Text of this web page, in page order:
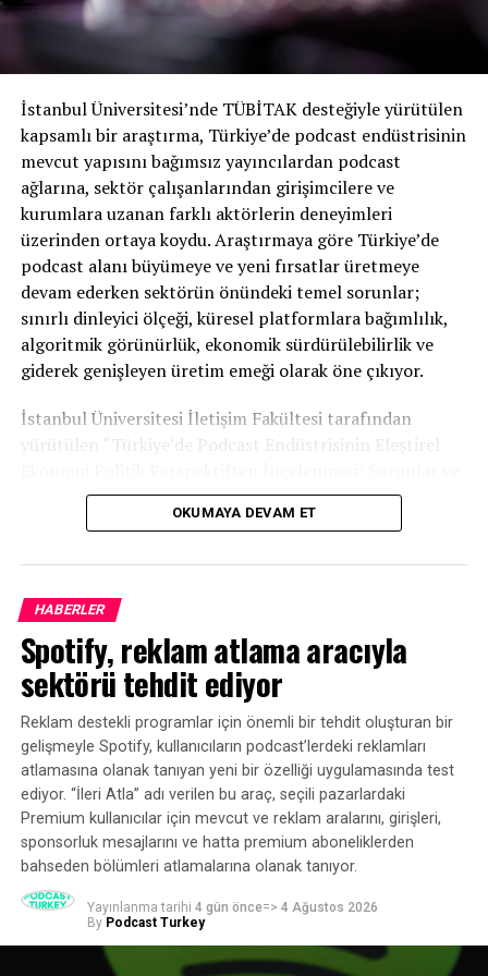
dinleyicilerinizin akışınızı gerçekten bulabildiğinden
emin olmalısınız.
Yakın zamanda bazı podcast kapak resimlerini neden bu
kadar sevdiğime dair bazı vaka çalışmaları yaptık. Harika
örnekler görmek istiyorsanız, önce şunu okuyun:
Ama eğer kendi başınıza bir şeyler yapmak için ilhamınız
yoksa örneklerin ne faydası var?
Tercih ettiğiniz podcast yayınına göz atın. Gözünüze
çarpan podcast görsellerini fark edin ve nedenini
anlamaya çalışın. Renk düzeni mi? Büyük ve güzel bir
logo mu? İlginç bir sanat stili veya doku mu?
Şimdi, sevdiğiniz diğer şeylerde sanatsal ilham bulun.
Kitap kapaklarına, film afişlerine, hatta ambalaj
Enstitüsü’ne (CARI) göz atın (BenDeco-
güneşi,Ütopik Scholasticay, yükselenMemphis-
Milano’yum).Soyut: Tasarım Sanatıveya favorimDior ve
Bengibi belgeselleri izleyin. Yerel bir sanat müzesine
gidin! En iyi ilham, kendinizi harika sanat eserleriyle
çevrelemektir.
Podcast sanatınız için birkaç hızlı ipucu:
Podcast başlığında adınıza ihtiyacımız yoksa,
kapak resmindefotoğrafınıza da ihtiyacımız
yok . Sizi tanımıyoruz bile!
Genel olarak konuşursak, beyaz arka plana sahip
podcast görselleri web sitelerinde ve
edilme konusunda size iki kat dezavantaj sağlar,
çünkü podcast uygulamalarının bu programları
Yeni ve Dikkat Çekenler, küratörlü dönen videolar
İstanbul Üniversitesi’nde TÜBİTAK desteğiyle yürütülen
kapsamlı bir araştırma, Türkiye’de podcast endüstrisinin
mevcut yapısını bağımsız yayıncılardan podcast
ağlarına, sektör çalışanlarından girişimcilere ve
kurumlara uzanan farklı aktörlerin deneyimleri
üzerinden ortaya koydu. Araştırmaya göre Türkiye’de
podcast alanı büyümeye ve yeni fırsatlar üretmeye
devam ederken sektörün önündeki temel sorunlar;
sınırlı dinleyici ölçeği, küresel platformlara bağımlılık,
algoritmik görünürlük, ekonomik sürdürülebilirlik ve
giderek genişleyen üretim emeği olarak öne çıkıyor.
İstanbul Üniversitesi İletişim Fakültesi tarafından
yürütülen “Türkiye’de Podcast Endüstrisinin Eleştirel
Fırsatlar” başlıklı araştırma, Türkiye podcast
ekosisteminin mevcut durumuna ilişkin kapsamlı bir
OKUMAYA DEVAM ET
HABERLER
Spotify, reklam atlama aracıyla
sektörü tehdit ediyor
Reklam destekli programlar için önemli bir tehdit oluşturan bir
gelişmeyle Spotify, kullanıcıların podcast’lerdeki reklamları
atlamasına olanak tanıyan yeni bir özelliği uygulamasında test
ediyor. “İleri Atla” adı verilen bu araç, seçili pazarlardaki
Premium kullanıcılar için mevcut ve reklam aralarını, girişleri,
sponsorluk mesajlarını ve hatta premium aboneliklerden
bahseden bölümleri atlamalarına olanak tanıyor.
Yayınlanma tarihi 4 gün önce=> 4 Ağustos 2026
By Podcast Turkey